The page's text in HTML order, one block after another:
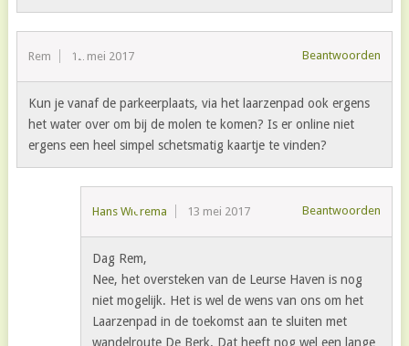
Rem 12 mei 2017 Beantwoorden
Kun je vanaf de parkeerplaats, via het laarzenpad ook ergens
het water over om bij de molen te komen? Is er online niet
ergens een heel simpel schetsmatig kaartje te vinden?
Hans Wierema 13 mei 2017 Beantwoorden
Dag Rem,
Nee, het oversteken van de Leurse Haven is nog
niet mogelijk. Het is wel de wens van ons om het
Laarzenpad in de toekomst aan te sluiten met
wandelroute De Berk. Dat heeft nog wel een lange